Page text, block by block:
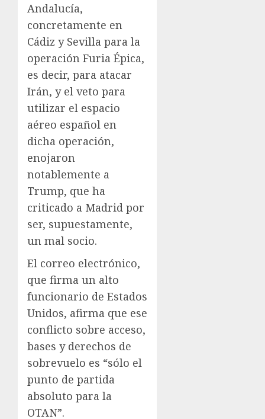
Andalucía,
concretamente en
Cádiz y Sevilla para la
operación Furia Épica,
es decir, para atacar
Irán, y el veto para
utilizar el espacio
aéreo español en
dicha operación,
enojaron
notablemente a
Trump, que ha
criticado a Madrid por
ser, supuestamente,
un mal socio.
El correo electrónico,
que firma un alto
funcionario de Estados
Unidos, afirma que ese
conflicto sobre acceso,
bases y derechos de
sobrevuelo es “sólo el
punto de partida
absoluto para la
OTAN”.